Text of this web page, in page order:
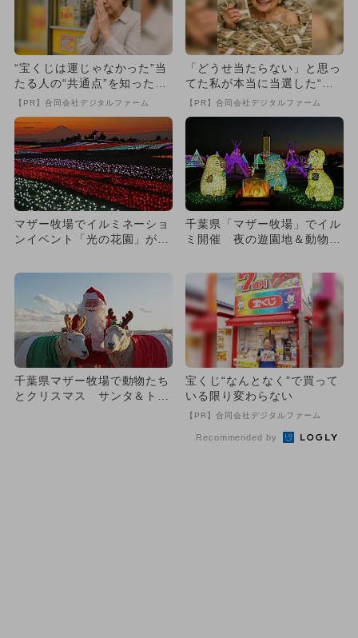
“宝くじは運じゃなかった”当
たる人の“共通点”を知っただ
け
【PR】合同会社デジタルファーム
「どうせ当たらない」と思っ
てた私が本当に当選した“買
い方”がこれ
【PR】合同会社デジタルファーム
マザー牧場でイルミネーショ
ンイベント「光の花園」が開
も
千葉県「マザー牧場」でイル
ミ開催 夜の遊園地＆動物ふ
千葉県マザー牧場で動物たち
とクリスマス サンタ＆トナ
宝くじ“なんとなく”で買って
いる限り変わらない
【PR】合同会社デジタルファーム
Recommended by